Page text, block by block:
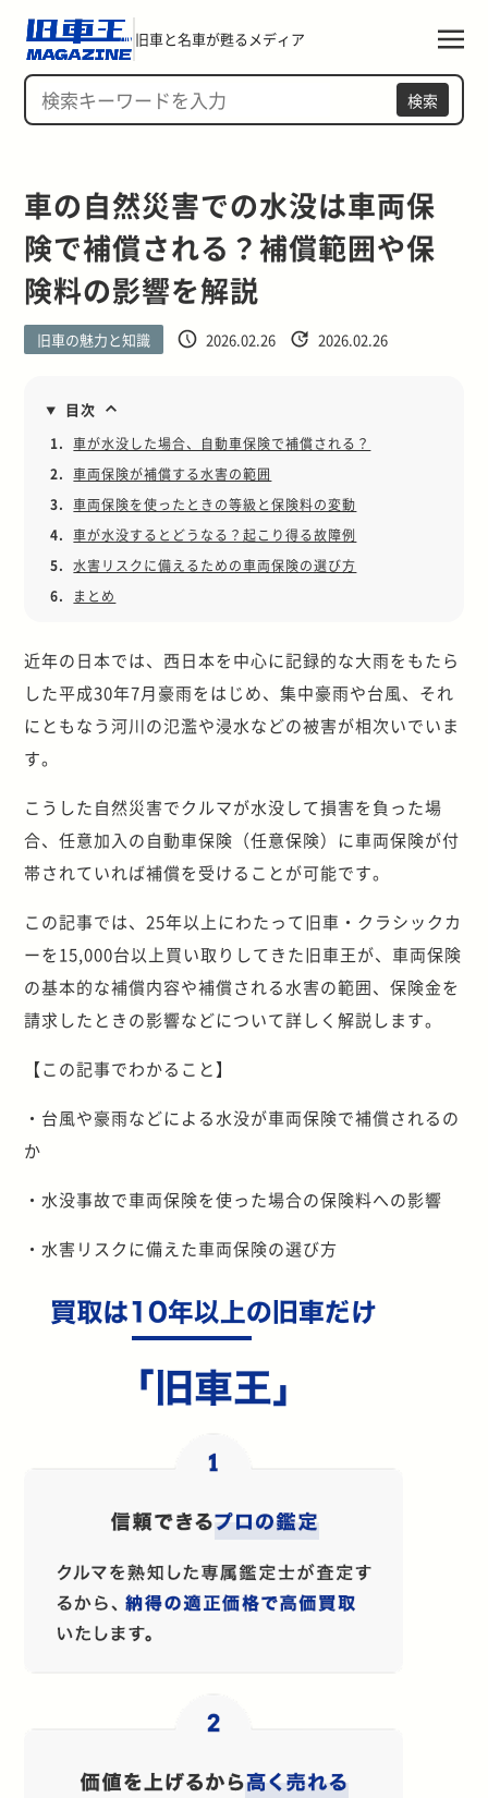
旧車と名車が甦るメディア
検索
車の自然災害での水没は車両保
険で補償される？補償範囲や保
険料の影響を解説
旧車の魅力と知識 2026.02.26 2026.02.26
目次
1.
車が水没した場合、自動車保険で補償される？
2.
車両保険が補償する水害の範囲
3.
車両保険を使ったときの等級と保険料の変動
4.
車が水没するとどうなる？起こり得る故障例
5.
水害リスクに備えるための車両保険の選び方
6.
まとめ
近年の日本では、西日本を中心に記録的な大雨をもたら
した平成30年7月豪雨をはじめ、集中豪雨や台風、それ
にともなう河川の氾濫や浸水などの被害が相次いでいま
す。
こうした自然災害でクルマが水没して損害を負った場
合、任意加入の自動車保険（任意保険）に車両保険が付
帯されていれば補償を受けることが可能です。
この記事では、25年以上にわたって旧車・クラシックカ
ーを15,000台以上買い取りしてきた旧車王が、車両保険
の基本的な補償内容や補償される水害の範囲、保険金を
請求したときの影響などについて詳しく解説します。
【この記事でわかること】
・台風や豪雨などによる水没が車両保険で補償されるの
か
・水没事故で車両保険を使った場合の保険料への影響
・水害リスクに備えた車両保険の選び方